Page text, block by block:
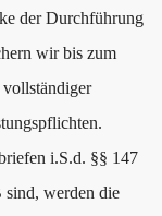
der Durchführung
wir bis zum
vollständiger
i.S.d. §§ 147
werden die